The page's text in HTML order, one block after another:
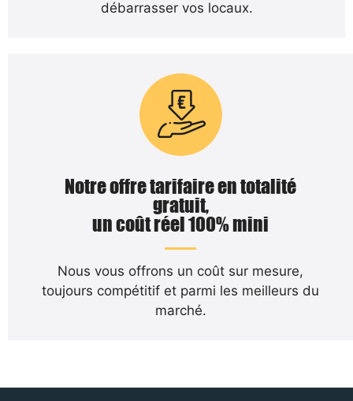
débarrasser vos locaux.
Notre offre tarifaire en totalité
gratuit,
un coût réel 100% mini
Nous vous offrons un coût sur mesure,
toujours compétitif et parmi les meilleurs du
marché.